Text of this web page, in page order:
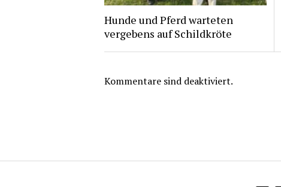
Hunde und Pferd warteten
vergebens auf Schildkröte
Kommentare sind deaktiviert.